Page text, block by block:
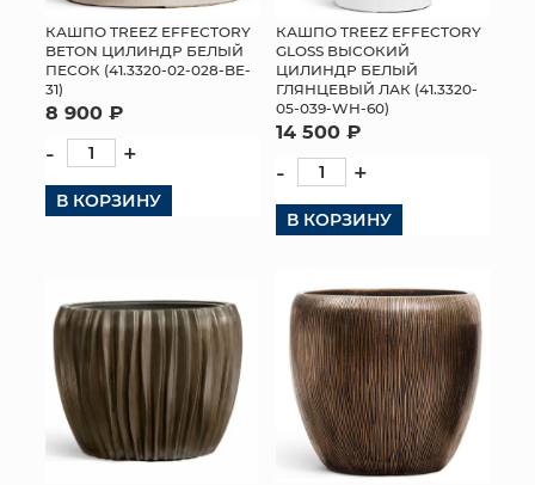
ТОРГОВЫЙ ЦЕНТР
ОПТОВЫМ КЛИЕНТАМ
ДОСТАВКА И ОПЛАТА
КОНТАКТЫ
КАШПО TREEZ EFFECTORY
BETON ЦИЛИНДР БЕЛЫЙ
ПЕСОК (41.3320-02-028-BE-
31)
8 900 ₽
- +
В КОРЗИНУ
КАШПО TREEZ EFFECTORY
GLOSS ВЫСОКИЙ
ЦИЛИНДР БЕЛЫЙ
ГЛЯНЦЕВЫЙ ЛАК (41.3320-
05-039-WH-60)
14 500 ₽
- +
В КОРЗИНУ